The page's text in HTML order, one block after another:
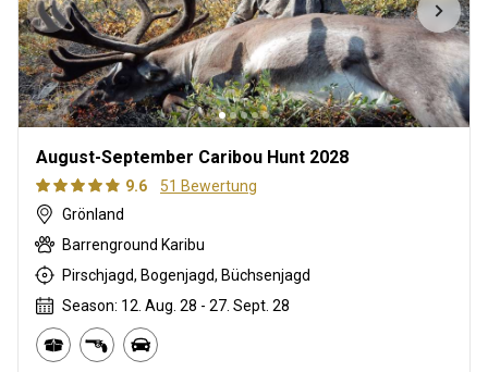
August-September Caribou Hunt 2028
9.6
51 Bewertung
Grönland
Barrenground Karibu
Pirschjagd, Bogenjagd, Büchsenjagd
Season: 12. Aug. 28 - 27. Sept. 28